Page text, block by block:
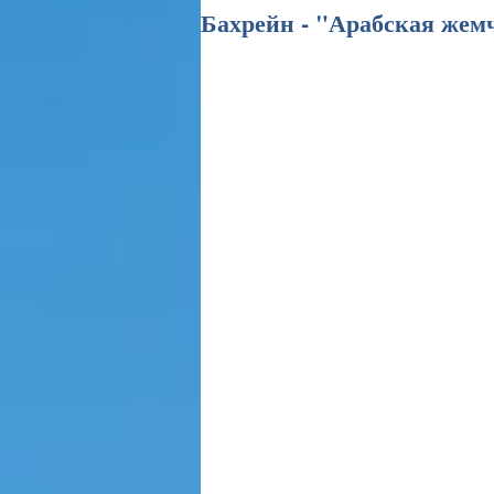
Бахрейн - "Арабская